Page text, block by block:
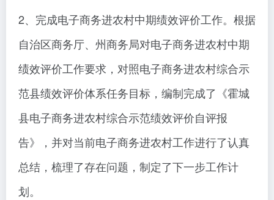
2、完成电子商务进农村中期绩效评价工作。根据
自治区商务厅、州商务局对电子商务进农村中期
绩效评价工作要求，对照电子商务进农村综合示
范县绩效评价体系任务目标，编制完成了《霍城
县电子商务进农村综合示范绩效评价自评报
告》，并对当前电子商务进农村工作进行了认真
总结，梳理了存在问题，制定了下一步工作计
划。